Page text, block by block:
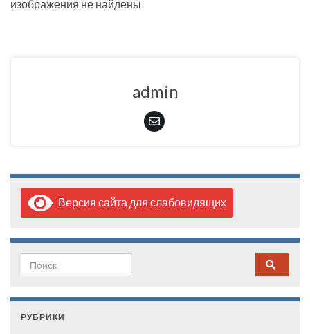
изображения не найдены
admin
Версия сайта для слабовидящих
Search for:
РУБРИКИ